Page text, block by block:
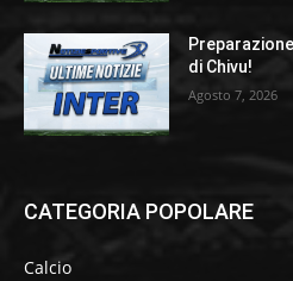
di Chivu!
Agosto 7, 2026
CATEGORIA POPOLARE
Calcio